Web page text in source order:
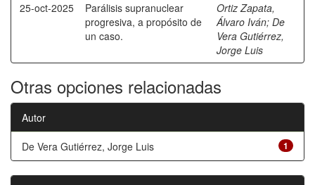
25-oct-2025
Parálisis supranuclear
progresiva, a propósito de
un caso.
Ortiz Zapata,
Álvaro Iván; De
Vera Gutiérrez,
Jorge Luis
Otras opciones relacionadas
Autor
1
De Vera Gutiérrez, Jorge Luis